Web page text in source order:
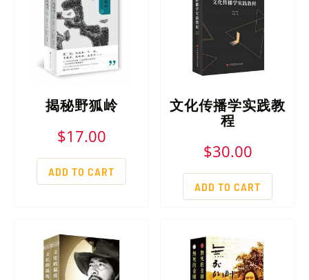
揭秘野狐岭
$17.00
ADD TO CART
文化传播学实践教
程
$30.00
ADD TO CART